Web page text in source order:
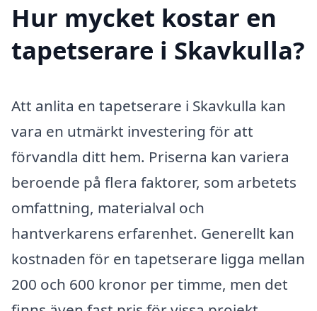
Hur mycket kostar en
tapetserare i Skavkulla?
Att anlita en tapetserare i Skavkulla kan
vara en utmärkt investering för att
förvandla ditt hem. Priserna kan variera
beroende på flera faktorer, som arbetets
omfattning, materialval och
hantverkarens erfarenhet. Generellt kan
kostnaden för en tapetserare ligga mellan
200 och 600 kronor per timme, men det